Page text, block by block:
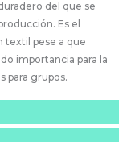
del que se
Es el
textil pese a que
importancia para la
para grupos.